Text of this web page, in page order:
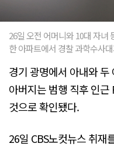
26일 오전 어머니와 10대 자녀
한 아파트에서 경찰 과학수사
경기 광명에서 아내와
아버지는 범행 직후 인
것으로 확인됐다.
26일 CBS노컷뉴스 취재